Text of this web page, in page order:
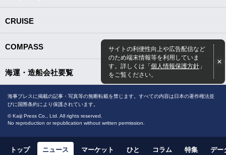
サイトの利便性向上や広告配信など
のため端末情報等を利用していま
す。詳しくは「個人情報保護方針」
をご覧ください。
CRUISE
COMPASS
海運・造船会社要覧
海事プレスに掲載の記事・写真等の無断転載を禁じます。すべての内容は日本の著作権法並
びに国際条約により保護されています。
© Kaiji Press Co., Ltd. All rights reserved.
No reproduction or republication without written permission.
トップ ニュース マーケット ひと コラム 特集 デー